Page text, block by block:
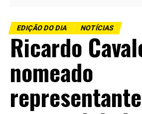
EDIÇÃO DO DIA NOTÍCIAS
Ricardo
nomeado
representante